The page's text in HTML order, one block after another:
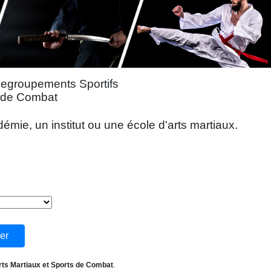
Sportifs
Combat
un institut ou une école d'arts martiaux.
Martiaux et Sports de Combat.